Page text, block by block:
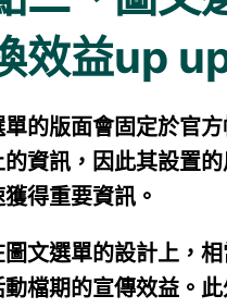
效益up
單的版面會固定於官
資訊，因此其設置
得重要資訊。
圖文選單的設計上，
動檔期的宣傳效益。